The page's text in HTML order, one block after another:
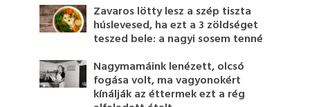
Zavaros lötty lesz a szép tiszta
húslevesed, ha ezt a 3 zöldséget
teszed bele: a nagyi sosem tenné
Nagymamáink lenézett, olcsó
fogása volt, ma vagyonokért
kínálják az éttermek ezt a rég